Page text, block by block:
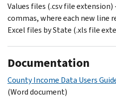
Values files (.csv file
commas, where each new line
Excel files by State (.xls file
Documentation
County Income Data Users
(Word document)